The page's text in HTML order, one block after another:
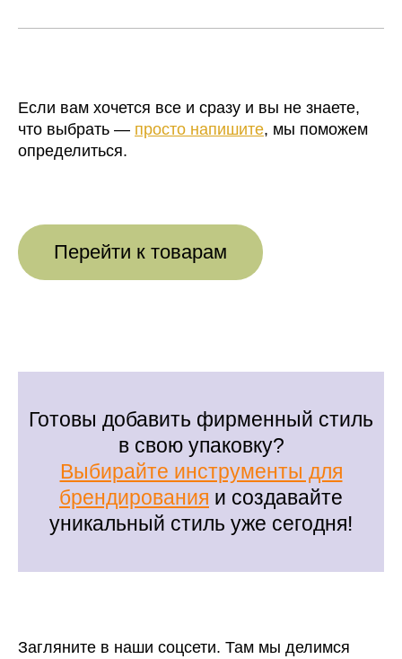
Если вам хочется все и сразу и вы не знаете,
что выбрать — просто напишите, мы поможем
определиться.
Перейти к товарам
Готовы добавить фирменный стиль
в свою упаковку?
Выбирайте инструменты для
брендирования и создавайте
уникальный стиль уже сегодня!
Загляните в наши соцсети. Там мы делимся